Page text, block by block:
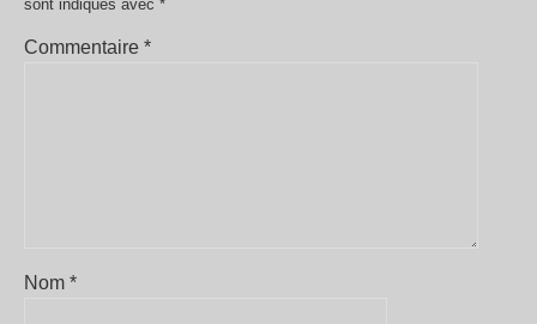
sont indiqués avec *
Commentaire *
Nom *